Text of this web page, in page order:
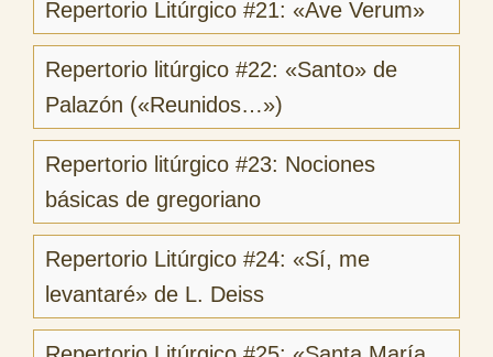
Repertorio Litúrgico #21: «Ave Verum»
Repertorio litúrgico #22: «Santo» de
Palazón («Reunidos…»)
Repertorio litúrgico #23: Nociones
básicas de gregoriano
Repertorio Litúrgico #24: «Sí, me
levantaré» de L. Deiss